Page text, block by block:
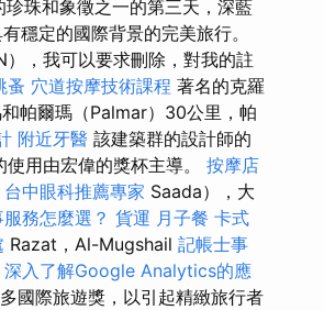
珍珠和象徵之一的第三天，深藍
穩定的國際背景的完美旅行。
，我可以要求刪除，對我的註
蚤 穴道按摩技術課程 著名的克羅
帕爾瑪（Palmar）30公里，帕
附近牙醫 該建築群的設計師的
用由宏偉的獎杯主導。 按摩店
台中眼科推薦專家 Saada），大
務怎麼選？ 貨運 月子餐 卡式
Razat，Al-Mugshail 記帳士事
深入了解Google Analytics的應
國際旅遊獎，以引起精緻旅行者